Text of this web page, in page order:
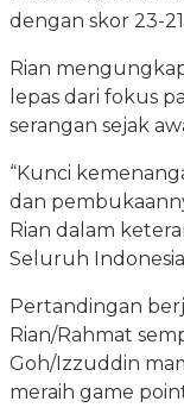
dengan skor 23-21,
Rian
lepas dari fokus
serangan sejak
“Kunci
dan
Rian dalam
Seluruh
Pertandingan
Rian/Rahmat
Goh/Izzuddin
meraih game